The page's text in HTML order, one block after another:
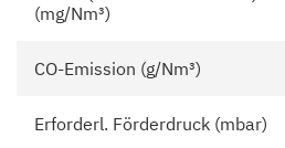
(mg/Nm³)
CO-Emission (g/Nm³)
Erforderl. Förderdruck (mbar)